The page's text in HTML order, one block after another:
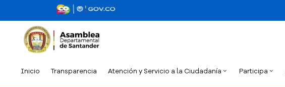
Inicio Transparencia Atención y Servicio a la Ciudadanía Participa